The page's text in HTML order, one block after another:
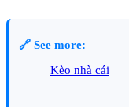
🔗 See more:
Kèo nhà cái